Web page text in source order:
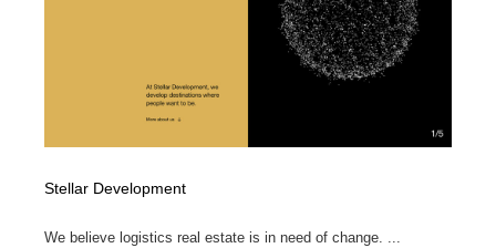
Stellar Development
We believe logistics real estate is in need of change. ...